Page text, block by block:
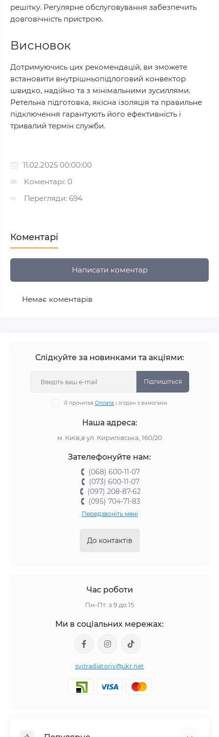
решітку. Регулярне обслуговування забезпечить
довговічність пристрою.
Висновок
Дотримуючись цих рекомендацій, ви зможете
встановити внутрішньопідлоговий конвектор
швидко, надійно та з мінімальними зусиллями.
Ретельна підготовка, якісна ізоляція та правильне
підключення гарантують його ефективність і
тривалий термін служби.
11.02.2025 00:00:00
Коментарі: 0
Перегляди: 694
Коментарі
Написати коментар
Немає коментарів
Слідкуйте за новинками та акціями:
Підпишіться
Я прочитав Оплата і згоден з вимогами
Наша адреса:
м. Київ,в ул. Кирилівська, 160/20
Зателефонуйте нам:
(068) 600-11-07
(073) 600-11-07
(097) 208-87-62
(095) 704-71-83
Передзвоніть мені
До контактів
Час роботи
Пн-Пт: з 9 до 15
Ми в соціальних мережах:
svitradiatoriv@ukr.net